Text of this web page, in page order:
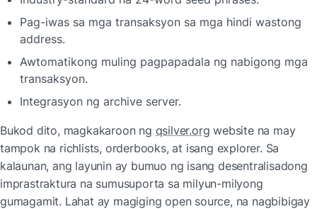
Pag-iwas sa mga transaksyon sa mga hindi wastong
address.
Awtomatikong muling pagpapadala ng nabigong mga
transaksyon.
Integrasyon ng archive server.
Bukod dito, magkakaroon ng qsilver.org website na may
tampok na richlists, orderbooks, at isang explorer. Sa
kalaunan, ang layunin ay bumuo ng isang desentralisadong
imprastraktura na sumusuporta sa milyun-milyong
gumagamit. Lahat ay magiging open source, na nagbibigay